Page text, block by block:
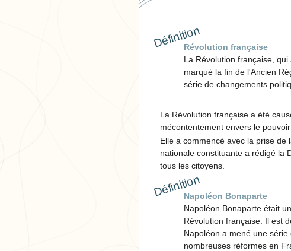
DéfinitionRévolution française
La Révolution française,
marqué la fin de l'Ancien
série de changements
La Révolution française a été
mécontentement envers le
Elle a commencé avec la prise
nationale constituante a rédigé la
tous les citoyens.
DéfinitionNapoléon Bonaparte
Napoléon Bonaparte était
Révolution française. Il est
Napoléon a mené une
nombreuses réformes en